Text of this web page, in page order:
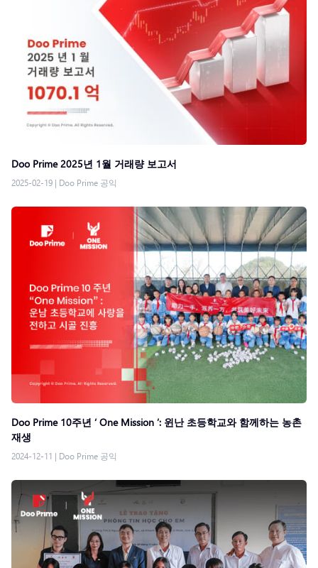
Doo Prime 2025년 1월 거래량 보고서
2025-02-19 | Doo Prime 공익
Doo Prime 10주년 ‘ One Mission ’: 윈난 초등학교와 함께하는 농촌
재생
2024-12-11 | Doo Prime 공익